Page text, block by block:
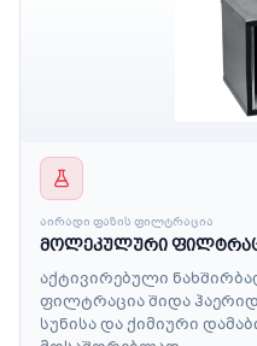
ᲐᲘᲠᲐᲓᲘ ᲤᲐᲖᲘᲡ ᲤᲘᲚᲢᲠᲐᲪᲘᲐ
მოლეკულური
აქტივირებული
ფილტრაცია შიდა
სუნისა და ქიმიური